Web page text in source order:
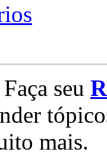
seu
mais.